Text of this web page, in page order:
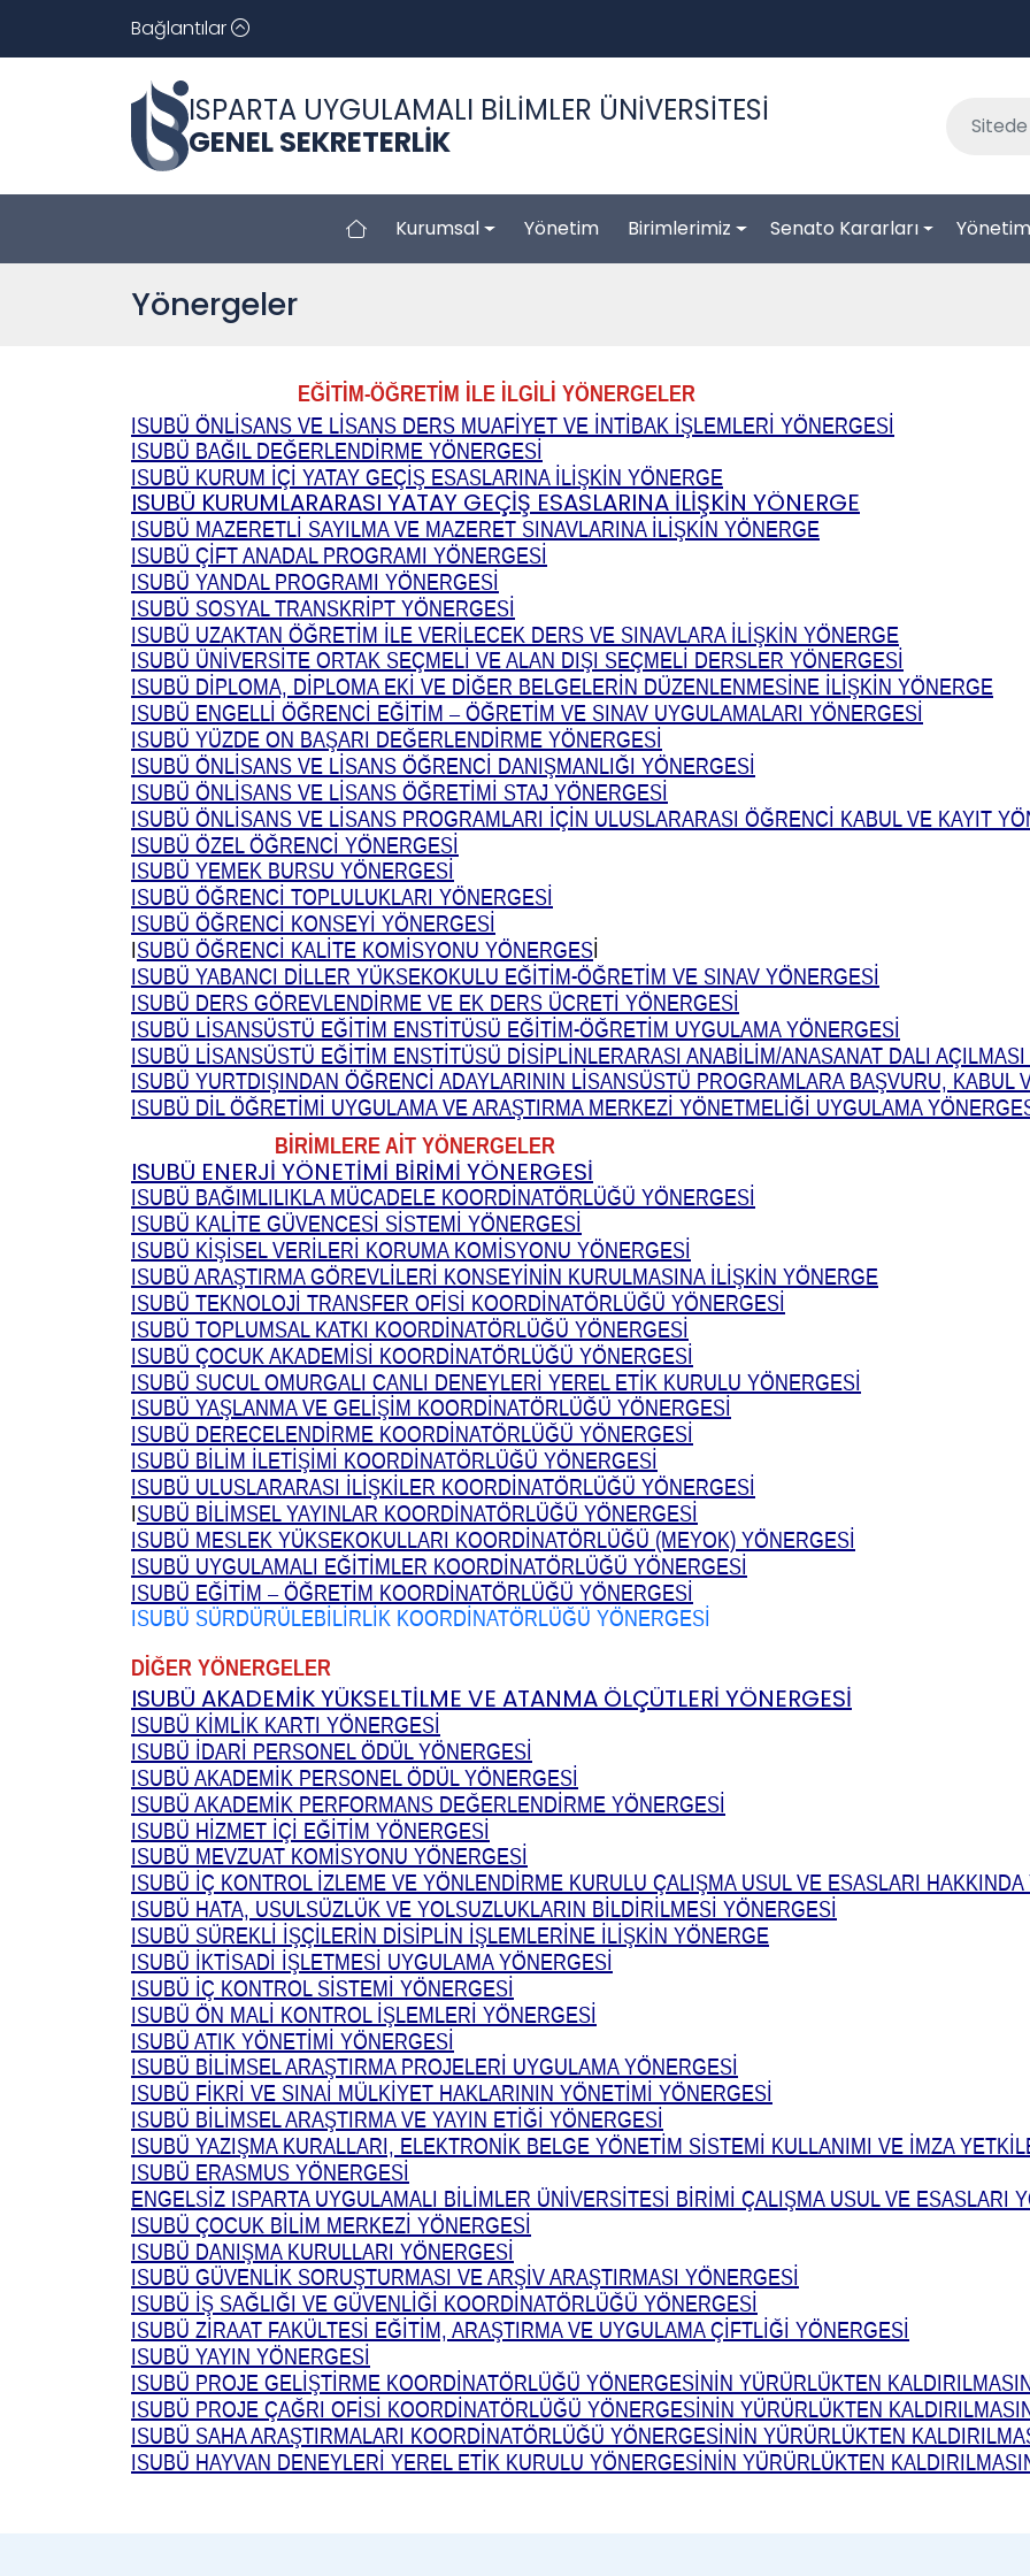
Bağlantılar
ISPARTA UYGULAMALI BİLİMLER ÜNİVERSİTESİ
GENEL SEKRETERLİK
Kurumsal Yönetim Birimlerimiz Senato Kararları
Yönergeler
EĞİTİM-ÖĞRETİM İLE İLGİLİ YÖNERGELER
ISUBÜ ÖNLİSANS VE LİSANS DERS MUAFİYET VE İNTİBAK İŞLEMLERİ YÖNERGESİ
ISUBÜ BAĞIL DEĞERLENDİRME YÖNERGESİ
ISUBÜ KURUM İÇİ YATAY GEÇİŞ ESASLARINA İLİŞKİN YÖNERGE
ISUBÜ KURUMLARARASI YATAY GEÇİŞ ESASLARINA İLİŞKİN YÖNERGE
ISUBÜ MAZERETLİ SAYILMA VE MAZERET SINAVLARINA İLİŞKİN YÖNERGE
ISUBÜ ÇİFT ANADAL PROGRAMI YÖNERGESİ
ISUBÜ YANDAL PROGRAMI YÖNERGESİ
ISUBÜ SOSYAL TRANSKRİPT YÖNERGESİ
ISUBÜ UZAKTAN ÖĞRETİM İLE VERİLECEK DERS VE SINAVLARA İLİŞKİN YÖNERGE
ISUBÜ ÜNİVERSİTE ORTAK SEÇMELİ VE ALAN DIŞI SEÇMELİ DERSLER YÖNERGESİ
ISUBÜ DİPLOMA, DİPLOMA EKİ VE DİĞER BELGELERİN DÜZENLENMESİNE İLİŞKİN YÖNERGE
ISUBÜ ENGELLİ ÖĞRENCİ EĞİTİM – ÖĞRETİM VE SINAV UYGULAMALARI YÖNERGESİ
ISUBÜ YÜZDE ON BAŞARI DEĞERLENDİRME YÖNERGESİ
ISUBÜ ÖNLİSANS VE LİSANS ÖĞRENCİ DANIŞMANLIĞI YÖNERGESİ
ISUBÜ ÖNLİSANS VE LİSANS ÖĞRETİMİ STAJ YÖNERGESİ
ISUBÜ ÖNLİSANS VE LİSANS PROGRAMLARI İÇİN ULUSLARARASI ÖĞRENCİ KABUL VE KAYIT
ISUBÜ ÖZEL ÖĞRENCİ YÖNERGESİ
ISUBÜ YEMEK BURSU YÖNERGESİ
ISUBÜ ÖĞRENCİ TOPLULUKLARI YÖNERGESİ
ISUBÜ ÖĞRENCİ KONSEYİ YÖNERGESİ
ISUBÜ ÖĞRENCİ KALİTE KOMİSYONU YÖNERGESİ
ISUBÜ YABANCI DİLLER YÜKSEKOKULU EĞİTİM-ÖĞRETİM VE SINAV YÖNERGESİ
ISUBÜ DERS GÖREVLENDİRME VE EK DERS ÜCRETİ YÖNERGESİ
ISUBÜ LİSANSÜSTÜ EĞİTİM ENSTİTÜSÜ EĞİTİM-ÖĞRETİM UYGULAMA YÖNERGESİ
ISUBÜ LİSANSÜSTÜ EĞİTİM ENSTİTÜSÜ DİSİPLİNLERARASI ANABİLİM/ANASANAT DALI
ISUBÜ YURTDIŞINDAN ÖĞRENCİ ADAYLARININ LİSANSÜSTÜ PROGRAMLARA BAŞVURU, KABUL
ISUBÜ DİL ÖĞRETİMİ UYGULAMA VE ARAŞTIRMA MERKEZİ YÖNETMELİĞİ UYGULAMA
BİRİMLERE AİT YÖNERGELER
ISUBÜ ENERJİ YÖNETİMİ BİRİMİ YÖNERGESİ
ISUBÜ BAĞIMLILIKLA MÜCADELE KOORDİNATÖRLÜĞÜ YÖNERGESİ
ISUBÜ KALİTE GÜVENCESİ SİSTEMİ YÖNERGESİ
ISUBÜ KİŞİSEL VERİLERİ KORUMA KOMİSYONU YÖNERGESİ
ISUBÜ ARAŞTIRMA GÖREVLİLERİ KONSEYİNİN KURULMASINA İLİŞKİN YÖNERGE
ISUBÜ TEKNOLOJİ TRANSFER OFİSİ KOORDİNATÖRLÜĞÜ YÖNERGESİ
ISUBÜ TOPLUMSAL KATKI KOORDİNATÖRLÜĞÜ YÖNERGESİ
ISUBÜ ÇOCUK AKADEMİSİ KOORDİNATÖRLÜĞÜ YÖNERGESİ
ISUBÜ SUCUL OMURGALI CANLI DENEYLERİ YEREL ETİK KURULU YÖNERGESİ
ISUBÜ YAŞLANMA VE GELİŞİM KOORDİNATÖRLÜĞÜ YÖNERGESİ
ISUBÜ DERECELENDİRME KOORDİNATÖRLÜĞÜ YÖNERGESİ
ISUBÜ BİLİM İLETİŞİMİ KOORDİNATÖRLÜĞÜ YÖNERGESİ
ISUBÜ ULUSLARARASI İLİŞKİLER KOORDİNATÖRLÜĞÜ YÖNERGESİ
ISUBÜ BİLİMSEL YAYINLAR KOORDİNATÖRLÜĞÜ YÖNERGESİ
ISUBÜ MESLEK YÜKSEKOKULLARI KOORDİNATÖRLÜĞÜ (MEYOK) YÖNERGESİ
ISUBÜ UYGULAMALI EĞİTİMLER KOORDİNATÖRLÜĞÜ YÖNERGESİ
ISUBÜ EĞİTİM – ÖĞRETİM KOORDİNATÖRLÜĞÜ YÖNERGESİ
ISUBÜ SÜRDÜRÜLEBİLİRLİK KOORDİNATÖRLÜĞÜ YÖNERGESİ
DİĞER YÖNERGELER
ISUBÜ AKADEMİK YÜKSELTİLME VE ATANMA ÖLÇÜTLERİ YÖNERGESİ
ISUBÜ KİMLİK KARTI YÖNERGESİ
ISUBÜ İDARİ PERSONEL ÖDÜL YÖNERGESİ
ISUBÜ AKADEMİK PERSONEL ÖDÜL YÖNERGESİ
ISUBÜ AKADEMİK PERFORMANS DEĞERLENDİRME YÖNERGESİ
ISUBÜ HİZMET İÇİ EĞİTİM YÖNERGESİ
ISUBÜ MEVZUAT KOMİSYONU YÖNERGESİ
ISUBÜ İÇ KONTROL İZLEME VE YÖNLENDİRME KURULU ÇALIŞMA USUL VE ESASLARI
ISUBÜ HATA, USULSÜZLÜK VE YOLSUZLUKLARIN BİLDİRİLMESİ YÖNERGESİ
ISUBÜ SÜREKLİ İŞÇİLERİN DİSİPLİN İŞLEMLERİNE İLİŞKİN YÖNERGE
ISUBÜ İKTİSADİ İŞLETMESİ UYGULAMA YÖNERGESİ
ISUBÜ İÇ KONTROL SİSTEMİ YÖNERGESİ
ISUBÜ ÖN MALİ KONTROL İŞLEMLERİ YÖNERGESİ
ISUBÜ ATIK YÖNETİMİ YÖNERGESİ
ISUBÜ BİLİMSEL ARAŞTIRMA PROJELERİ UYGULAMA YÖNERGESİ
ISUBÜ FİKRİ VE SINAİ MÜLKİYET HAKLARININ YÖNETİMİ YÖNERGESİ
ISUBÜ BİLİMSEL ARAŞTIRMA VE YAYIN ETİĞİ YÖNERGESİ
ISUBÜ YAZIŞMA KURALLARI, ELEKTRONİK BELGE YÖNETİM SİSTEMİ KULLANIMI VE İMZA
ISUBÜ ERASMUS YÖNERGESİ
ENGELSİZ ISPARTA UYGULAMALI BİLİMLER ÜNİVERSİTESİ BİRİMİ ÇALIŞMA USUL VE ESASLARI
ISUBÜ ÇOCUK BİLİM MERKEZİ YÖNERGESİ
ISUBÜ DANIŞMA KURULLARI YÖNERGESİ
ISUBÜ GÜVENLİK SORUŞTURMASI VE ARŞİV ARAŞTIRMASI YÖNERGESİ
ISUBÜ İŞ SAĞLIĞI VE GÜVENLİĞİ KOORDİNATÖRLÜĞÜ YÖNERGESİ
ISUBÜ ZİRAAT FAKÜLTESİ EĞİTİM, ARAŞTIRMA VE UYGULAMA ÇİFTLİĞİ YÖNERGESİ
ISUBÜ YAYIN YÖNERGESİ
ISUBÜ PROJE GELİŞTİRME KOORDİNATÖRLÜĞÜ YÖNERGESİNİN YÜRÜRLÜKTEN
ISUBÜ PROJE ÇAĞRI OFİSİ KOORDİNATÖRLÜĞÜ YÖNERGESİNİN YÜRÜRLÜKTEN
ISUBÜ SAHA ARAŞTIRMALARI KOORDİNATÖRLÜĞÜ YÖNERGESİNİN YÜRÜRLÜKTEN
ISUBÜ HAYVAN DENEYLERİ YEREL ETİK KURULU YÖNERGESİNİN YÜRÜRLÜKTEN